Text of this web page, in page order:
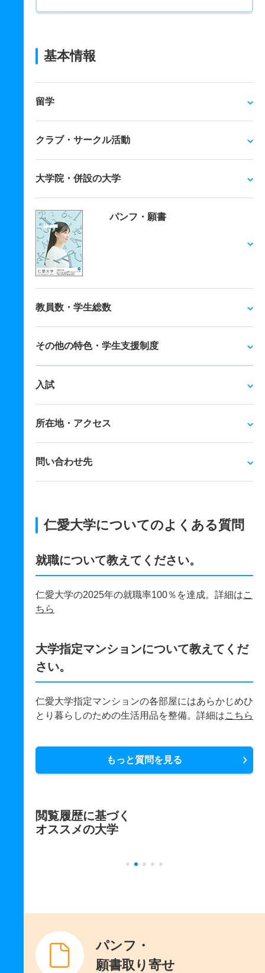
基本情報
留学
クラブ・サークル活動
大学院・併設の大学
パンフ・願書
教員数・学生総数
その他の特色・学生支援制度
入試
所在地・アクセス
問い合わせ先
仁愛大学についてのよくある質問
就職について教えてください。
仁愛大学の2025年の就職率100％を達成。詳細はこ
ちら
大学指定マンションについて教えてくだ
さい。
仁愛大学指定マンションの各部屋にはあらかじめひ
とり暮らしのための生活用品を整備。詳細はこちら
もっと質問を見る
閲覧履歴に基づく
オススメの大学
パンフ・
願書取り寄せ